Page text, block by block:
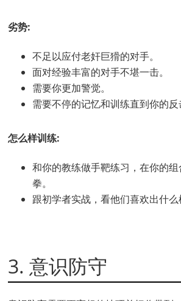
劣势:
不足以应付老奸巨猾的对手。
面对经验丰富的对手不堪一击。
需要你更加警觉。
需要不停的记忆和训练直到你的反
怎么样训练:
和你的教练做手靶练习，在你的
拳。
跟初学者实战，看他们喜欢出什么
3. 意识防守